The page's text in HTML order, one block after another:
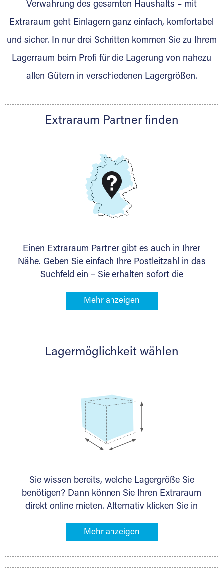
Marktgerechte Preise
Digitale Buchungsplattform
Gewinnung von Neukunden
Nachricht.
Telefon:+49 6145 5442 - 404
DMG Aktiengesellschaft
www.dmg-ag.com
Verwahrung des gesamten Haushalts – mit
Extraraum geht Einlagern ganz einfach, komfortabel
und sicher. In nur drei Schritten kommen Sie zu Ihrem
Lagerraum beim Profi für die Lagerung von nahezu
allen Gütern in verschiedenen Lagergrößen.
Extraraum Partner finden
Einen Extraraum Partner gibt es auch in Ihrer
Nähe. Geben Sie einfach Ihre Postleitzahl in das
Suchfeld ein – Sie erhalten sofort die
Lagermöglichkeiten in Ihrer Nähe. An zahlreichen
direkt online mieten. Gibt es Extraraum noch
nächstgelegenen Partner und besprechen alles
Lagermöglichkeit wählen
Sie wissen bereits, welche Lagergröße Sie
benötigen? Dann können Sie Ihren Extraraum
direkt online mieten. Alternativ klicken Sie in
Gegenstände an, die Sie einlagern möchten –
ermittelt. Natürlich steht Ihnen Ihr Extraraum